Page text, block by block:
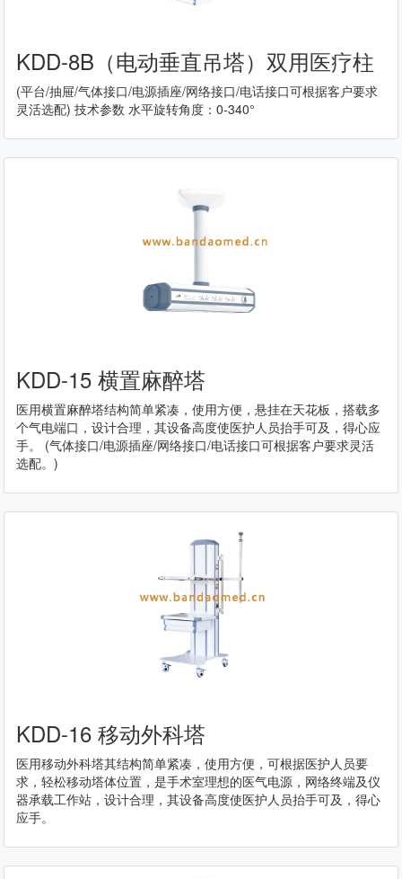
KDD-8B（电动垂直吊塔）双用医疗柱
(平台/抽屉/气体接口/电源插座/网络接口/电话接口可根据客户要求
灵活选配) 技术参数 水平旋转角度：0-340°
KDD-15 横置麻醉塔
医用横置麻醉塔结构简单紧凑，使用方便，悬挂在天花板，搭载多
个气电端口，设计合理，其设备高度使医护人员抬手可及，得心应
手。 (气体接口/电源插座/网络接口/电话接口可根据客户要求灵活
选配。)
KDD-16 移动外科塔
医用移动外科塔其结构简单紧凑，使用方便，可根据医护人员要
求，轻松移动塔体位置，是手术室理想的医气电源，网络终端及仪
器承载工作站，设计合理，其设备高度使医护人员抬手可及，得心
应手。